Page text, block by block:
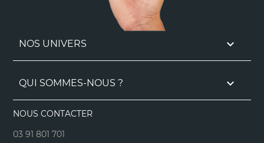
NOS UNIVERS 
QUI SOMMES-NOUS ? 
NOUS CONTACTER
03 91 801 701